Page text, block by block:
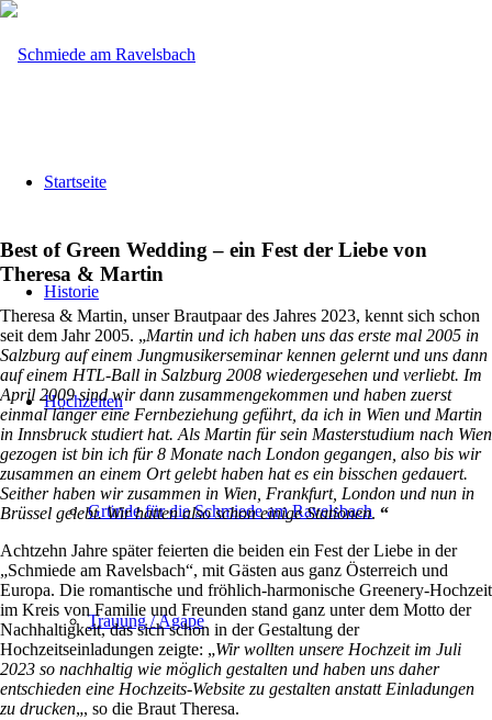
Startseite
Historie
Hochzeiten
Gründe für die Schmiede am Ravelsbach
Trauung / Agape
Best of Green Wedding – ein Fest der Liebe von
Theresa & Martin
Theresa & Martin, unser Brautpaar des Jahres 2023, kennt sich schon
seit dem Jahr 2005. „Martin und ich haben uns das erste mal 2005 in
Salzburg auf einem Jungmusikerseminar kennen gelernt und uns dann
auf einem HTL-Ball in Salzburg 2008 wiedergesehen und verliebt. Im
April 2009 sind wir dann zusammengekommen und haben zuerst
einmal länger eine Fernbeziehung geführt, da ich in Wien und Martin
in Innsbruck studiert hat. Als Martin für sein Masterstudium nach Wien
gezogen ist bin ich für 8 Monate nach London gegangen, also bis wir
zusammen an einem Ort gelebt haben hat es ein bisschen gedauert.
Seither haben wir zusammen in Wien, Frankfurt, London und nun in
Brüssel gelebt. Wir hatten also schon einige Stationen. “
Achtzehn Jahre später feierten die beiden ein Fest der Liebe in der
„Schmiede am Ravelsbach“, mit Gästen aus ganz Österreich und
Europa. Die romantische und fröhlich-harmonische Greenery-Hochzeit
im Kreis von Familie und Freunden stand ganz unter dem Motto der
Nachhaltigkeit, das sich schon in der Gestaltung der
Hochzeitseinladungen zeigte: „Wir wollten unsere Hochzeit im Juli
2023 so nachhaltig wie möglich gestalten und haben uns daher
entschieden eine Hochzeits-Website zu gestalten anstatt Einladungen
zu drucken„, so die Braut Theresa.